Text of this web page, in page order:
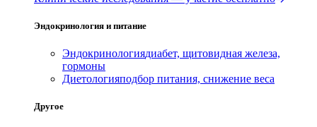
Эндокринология и питание
Эндокринологиядиабет, щитовидная железа,
гормоны
Диетологияподбор питания, снижение веса
Другое